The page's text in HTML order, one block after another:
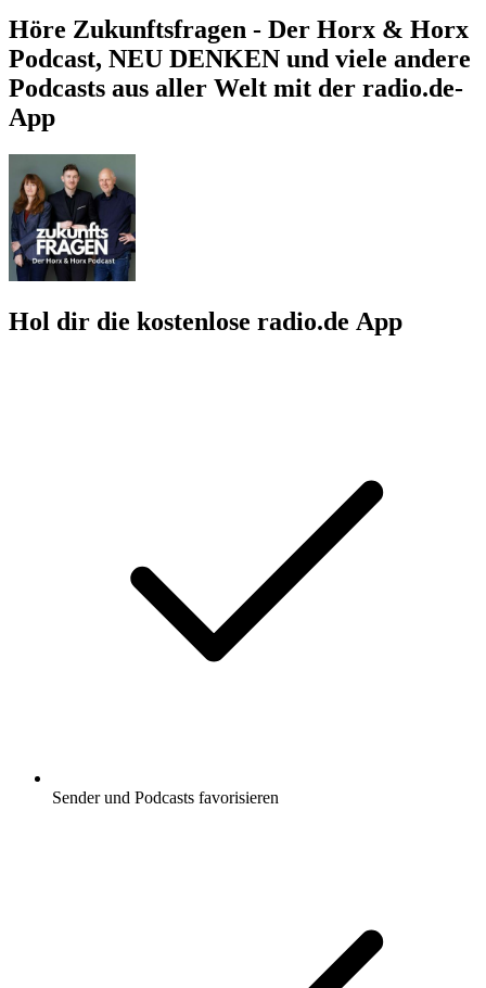
Höre Zukunftsfragen - Der Horx & Horx
Podcast, NEU DENKEN und viele andere
Podcasts aus aller Welt mit der radio.de-
App
Hol dir die kostenlose radio.de App
Sender und Podcasts favorisieren